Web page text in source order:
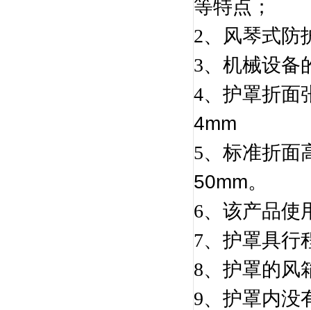
等特点；
2、
风琴式防
3、 机械设备
4、 护罩折面
4mm
5、 标准折面
50mm。
6、 该产品使
7、 护罩具行
8、 护罩的风
9、 护罩内没